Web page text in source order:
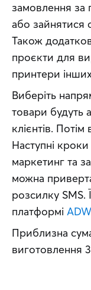
замовлення за
або зайнятися
Також
проєкти для
принтери
Виберіть
товари будуть
клієнтів.
Наступні
маркетинг та
можна
розсилку SMS.
платформі
Приблизна
виготовлення